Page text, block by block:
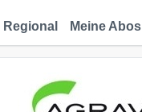
Regional Meine Abos